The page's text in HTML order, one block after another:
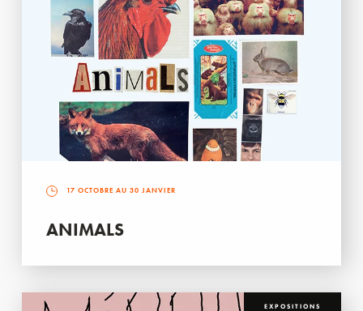
17 OCTOBRE AU 30 JANVIER
ANIMALS
EXPOSITIONS